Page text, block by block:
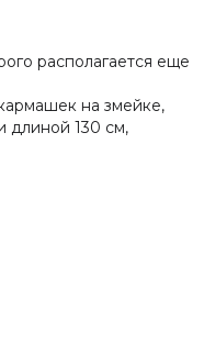
располагается еще
на змейке,
длиной 130 см,